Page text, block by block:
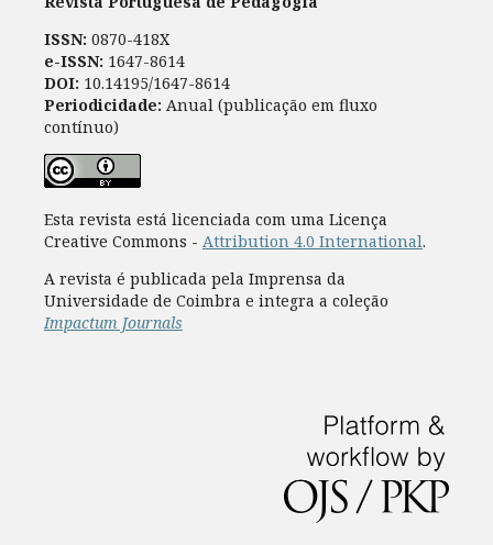
ISSN: 0870-418X
e-ISSN: 1647-8614
DOI: 10.14195/1647-8614
Periodicidade: Anual (publicação em fluxo
contínuo)
Esta revista está licenciada com uma Licença
Creative Commons - Attribution 4.0 International.
A revista é publicada pela Imprensa da
Universidade de Coimbra e integra a coleção
Impactum Journals